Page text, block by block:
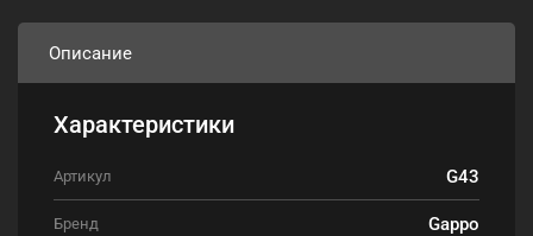
Описание
Характеристики
Артикул G43
Бренд Gappo